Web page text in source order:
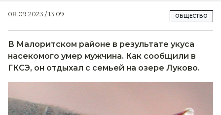
08.09.2023 / 13:09 ОБЩЕСТВО
В Малоритском районе в результате укуса
насекомого умер мужчина. Как сообщили в
ГКСЭ, он отдыхал с семьей на озере Луково.